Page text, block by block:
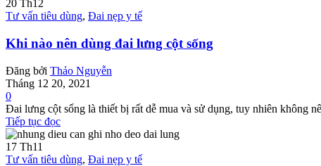
20 Th12
Tư vấn tiêu dùng, Đai nẹp y tế
Khi nào nên dùng đai lưng cột sống
Đăng bởi Thảo Nguyễn
Tháng 12 20, 2021
0
Đai lưng cột sống là thiết bị rất dễ mua và sử dụng, tuy nhiên không
Tiếp tục đọc
17 Th11
Tư vấn tiêu dùng, Đai nẹp y tế